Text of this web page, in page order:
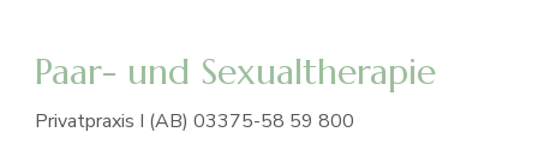
Paar- und Sexualtherapie
Privatpraxis I (AB) 03375-58 59 800